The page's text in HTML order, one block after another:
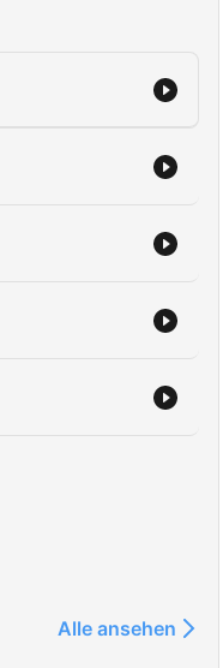
Alle ansehen